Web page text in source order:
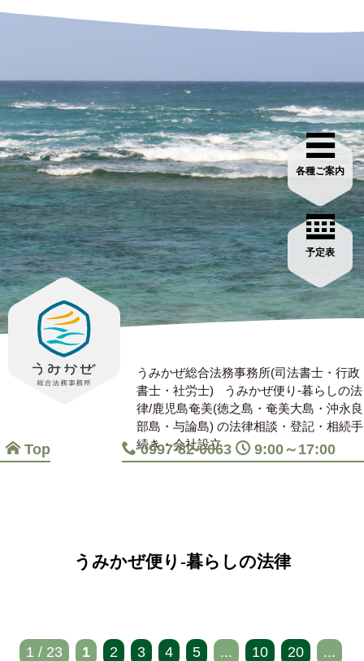
Top 0997-82-0063 9:00～17:00
各種ご案内
予定表
うみかぜ総合法務事務所(司法書士・行政
書士・社労士)
うみかぜ便り-暮らしの法
律/鹿児島奄美(徳之島・奄美大島・沖永良
部島・与論島) の法律相談・登記・相続手
続き・会社設立
うみかぜ便り-暮らしの法律
1 / 23 1 2 3 4 5 ... 10 20 ...